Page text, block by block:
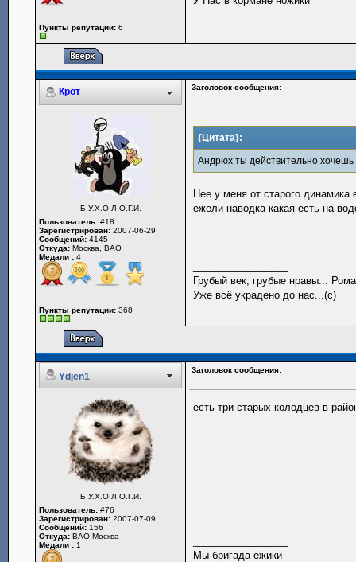
Пункты репутации: 6
Крот Заголовок сообщения:
Б.У.Х.О.Л.О.Г.И.
Пользователь: #18
Зарегистрирован: 2007-06-29
Сообщений: 4145
Откуда: Москва, ВАО
Медали : 4
Пункты репутации: 368
{Цитата}:
Андрюх ты действительно хочешь
Нее у меня от старого динамика
ежели наводка какая есть на
Грубый век, грубые нравы...
Уже всё украдено до нас...(с)
Ydjen1
Заголовок сообщения:
Б.У.Х.О.Л.О.Г.И.
Пользователь: #76
Зарегистрирован: 2007-07-09
Сообщений: 156
Откуда: ВАО Москва
Медали : 1
есть три старых колодцев в
Мы бригада ежики